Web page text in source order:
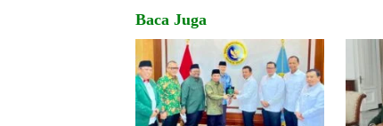
Baca Juga